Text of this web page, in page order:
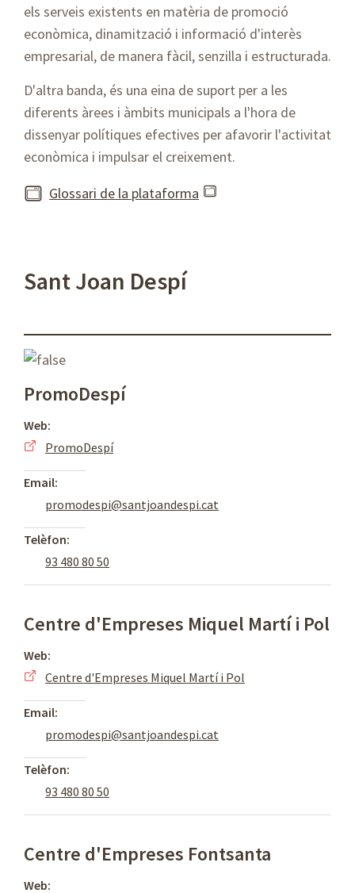
els serveis existents en matèria de promoció
econòmica, dinamització i informació d'interès
empresarial, de manera fàcil, senzilla i estructurada.
D'altra banda, és una eina de suport per a les
diferents àrees i àmbits municipals a l'hora de
dissenyar polítiques efectives per afavorir l'activitat
econòmica i impulsar el creixement.
Glossari de la plataforma
Sant Joan Despí
PromoDespí
Web:
PromoDespí
Email:
promodespi@santjoandespi.cat
Telèfon:
93 480 80 50
Centre d'Empreses Miquel Martí i Pol
Web:
Centre d'Empreses Miquel Martí i Pol
Email:
promodespi@santjoandespi.cat
Telèfon:
93 480 80 50
Centre d'Empreses Fontsanta
Web: